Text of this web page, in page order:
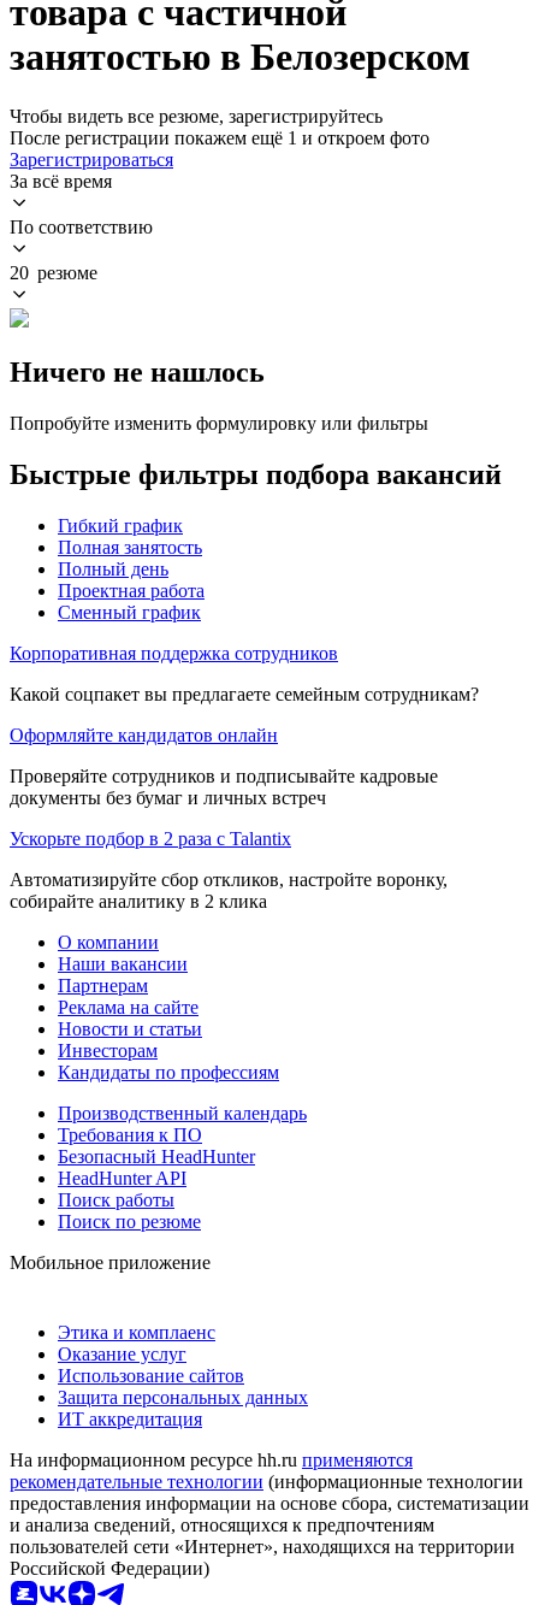
товара с частичной
занятостью в Белозерском
Чтобы видеть все резюме, зарегистрируйтесь
После регистрации покажем ещё 1 и откроем фото
Зарегистрироваться
За всё время
По соответствию
20 резюме
Ничего не нашлось
Попробуйте изменить формулировку или фильтры
Быстрые фильтры подбора вакансий
Гибкий график
Полная занятость
Полный день
Проектная работа
Сменный график
Корпоративная поддержка сотрудников
Какой соцпакет вы предлагаете семейным сотрудникам?
Оформляйте кандидатов онлайн
Проверяйте сотрудников и подписывайте кадровые
документы без бумаг и личных встреч
Ускорьте подбор в 2 раза с Talantix
Автоматизируйте сбор откликов, настройте воронку,
собирайте аналитику в 2 клика
О компании
Наши вакансии
Партнерам
Реклама на сайте
Новости и статьи
Инвесторам
Кандидаты по профессиям
Производственный календарь
Требования к ПО
Безопасный HeadHunter
HeadHunter API
Поиск работы
Поиск по резюме
Мобильное приложение
Этика и комплаенс
Оказание услуг
Использование сайтов
Защита персональных данных
ИТ аккредитация
На информационном ресурсе hh.ru применяются
рекомендательные технологии (информационные технологии
предоставления информации на основе сбора, систематизации
и анализа сведений, относящихся к предпочтениям
пользователей сети «Интернет», находящихся на территории
Российской Федерации)